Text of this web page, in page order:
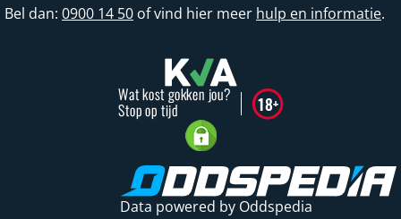
Bel dan: 0900 14 50 of vind hier meer hulp en informatie.
Data powered by Oddspedia